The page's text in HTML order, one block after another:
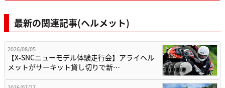
最新の関連記事(ヘルメット)
2026/08/05
【X-SNCニューモデル体験走行会】アライヘル
メットがサーキット貸し切りで新…